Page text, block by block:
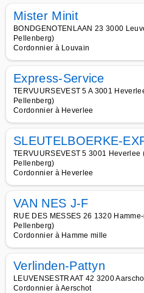
Mister Minit
BONDGENOTENLAAN 23 3000
Pellenberg)
Cordonnier à Louvain
Express-Service
TERVUURSEVEST 5 A 3001
Pellenberg)
Cordonnier à Heverlee
SLEUTELBOERKE-
TERVUURSEVEST 5 3001 Heverlee
Pellenberg)
Cordonnier à Heverlee
VAN NES J-F
RUE DES MESSES 26 1320
Pellenberg)
Cordonnier à Hamme mille
Verlinden-Pattyn
LEUVENSESTRAAT 42 3200
Cordonnier à Aerschot